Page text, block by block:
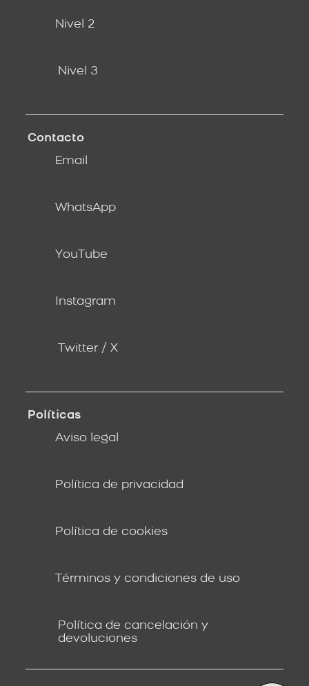
Nivel 2
Nivel 3
Contacto
Email
WhatsApp
YouTube
Instagram
Twitter / X
Políticas
Aviso legal
Política de privacidad
Política de cookies
Términos y condiciones de uso
Política de cancelación y
devoluciones